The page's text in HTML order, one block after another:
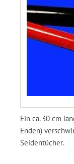
Ein ca. 30 cm
Enden)
Seidentücher.